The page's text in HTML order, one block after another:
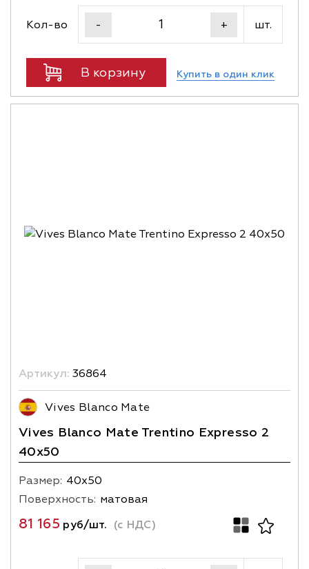
Кол-во - + шт.
В корзину Купить в один клик
Артикул: 36864
Vives Blanco Mate
Vives Blanco Mate Trentino Expresso 2
40x50
Размер: 40х50
Поверхность: матовая
81 165руб/шт. (с НДС)